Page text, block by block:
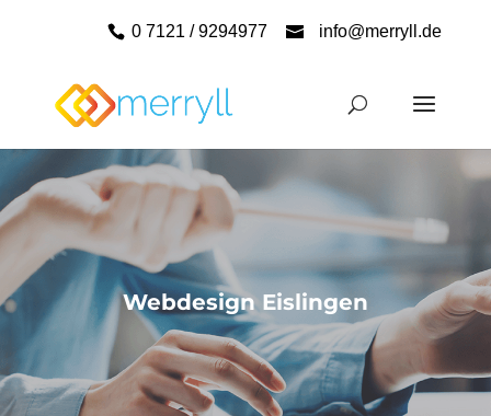
0 7121 / 9294977 info@merryll.de
Webdesign Eislingen